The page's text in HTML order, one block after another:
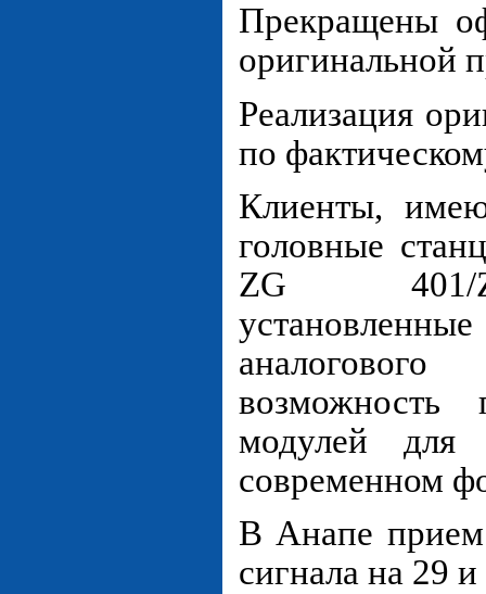
Прекращены
оригинальной
Реализация
по
Клиенты,
головные
ZG 401/
возможность
модулей
современном
В Анапе прием
сигнала на 29